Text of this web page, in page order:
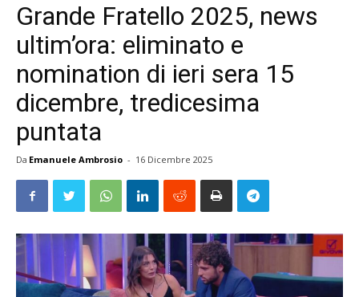
Grande Fratello 2025, news
ultim’ora: eliminato e
nomination di ieri sera 15
dicembre, tredicesima
puntata
Da Emanuele Ambrosio - 16 Dicembre 2025